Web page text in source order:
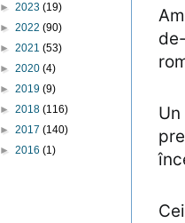
► 2023 (19)
► 2022 (90)
► 2021 (53)
► 2020 (4)
► 2019 (9)
► 2018 (116)
► 2017 (140)
► 2016 (1)